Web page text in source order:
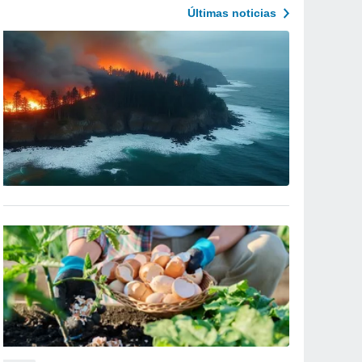
Últimas noticias